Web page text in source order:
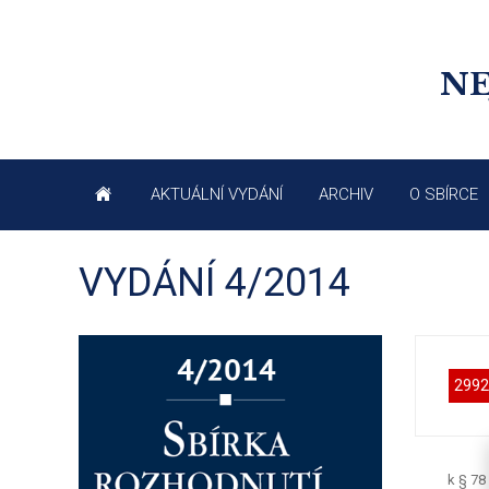
AKTUÁLNÍ VYDÁNÍ ARCHIV O SBÍRCE
VYDÁNÍ 4/2014
k §